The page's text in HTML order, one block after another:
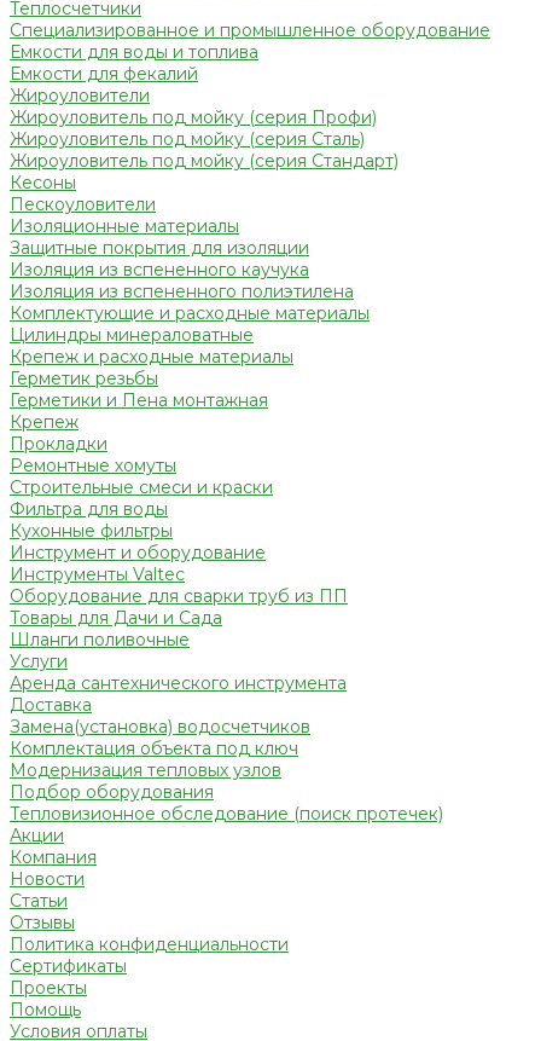
Теплосчетчики
Специализированное и промышленное оборудование
Емкости для воды и топлива
Емкости для фекалий
Жироуловители
Жироуловитель под мойку (серия Профи)
Жироуловитель под мойку (серия Сталь)
Жироуловитель под мойку (серия Стандарт)
Кесоны
Пескоуловители
Изоляционные материалы
Защитные покрытия для изоляции
Изоляция из вспененного каучука
Изоляция из вспененного полиэтилена
Комплектующие и расходные материалы
Цилиндры минераловатные
Крепеж и расходные материалы
Герметик резьбы
Герметики и Пена монтажная
Крепеж
Прокладки
Ремонтные хомуты
Строительные смеси и краски
Фильтра для воды
Кухонные фильтры
Инструмент и оборудование
Инструменты Valtec
Оборудование для сварки труб из ПП
Товары для Дачи и Сада
Шланги поливочные
Услуги
Аренда сантехнического инструмента
Доставка
Замена(установка) водосчетчиков
Комплектация объекта под ключ
Модернизация тепловых узлов
Подбор оборудования
Тепловизионное обследование (поиск протечек)
Акции
Компания
Новости
Статьи
Отзывы
Политика конфиденциальности
Сертификаты
Проекты
Помощь
Условия оплаты